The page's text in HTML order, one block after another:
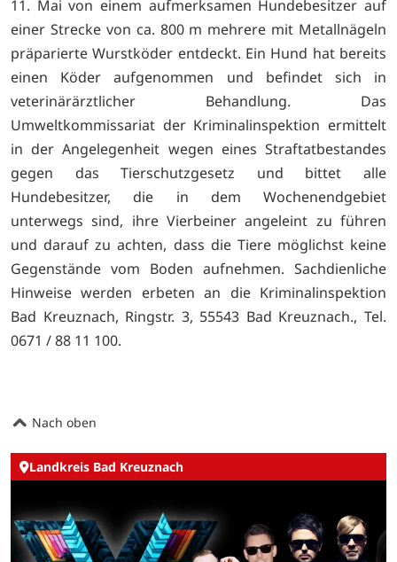
11. Mai von einem aufmerksamen Hundebesitzer auf
einer Strecke von ca. 800 m mehrere mit Metallnägeln
präparierte Wurstköder entdeckt. Ein Hund hat bereits
einen Köder aufgenommen und befindet sich in
veterinärärztlicher Behandlung. Das
Umweltkommissariat der Kriminalinspektion ermittelt
in der Angelegenheit wegen eines Straftatbestandes
gegen das Tierschutzgesetz und bittet alle
Hundebesitzer, die in dem Wochenendgebiet
unterwegs sind, ihre Vierbeiner angeleint zu führen
und darauf zu achten, dass die Tiere möglichst keine
Gegenstände vom Boden aufnehmen. Sachdienliche
Hinweise werden erbeten an die Kriminalinspektion
Bad Kreuznach, Ringstr. 3, 55543 Bad Kreuznach., Tel.
0671 / 88 11 100.
Nach oben
Landkreis Bad Kreuznach